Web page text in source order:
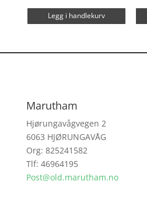
Legg i handlekurv
Marutham
Hjørungavågvegen 2
6063 HJØRUNGAVÅG
Org: 825241582
Tlf: 46964195
Post@old.marutham.no